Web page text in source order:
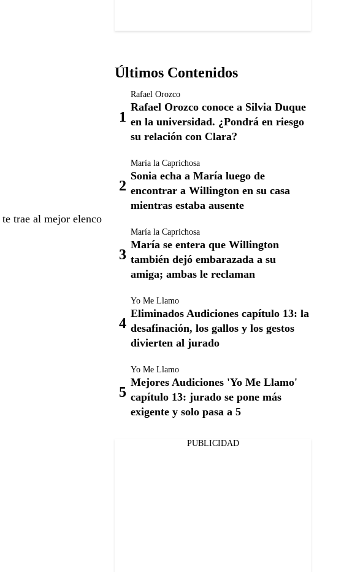
te trae al mejor elenco
Últimos Contenidos
Rafael Orozco
Rafael Orozco conoce a Silvia Duque
en la universidad. ¿Pondrá en riesgo
su relación con Clara?
María la Caprichosa
Sonia echa a María luego de
encontrar a Willington en su casa
mientras estaba ausente
María la Caprichosa
María se entera que Willington
también dejó embarazada a su
amiga; ambas le reclaman
Yo Me Llamo
Eliminados Audiciones capítulo 13: la
desafinación, los gallos y los gestos
divierten al jurado
Yo Me Llamo
Mejores Audiciones 'Yo Me Llamo'
capítulo 13: jurado se pone más
exigente y solo pasa a 5
PUBLICIDAD